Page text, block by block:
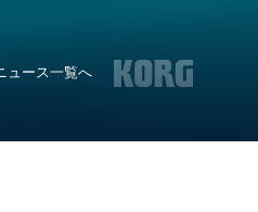
ュース一覧へ